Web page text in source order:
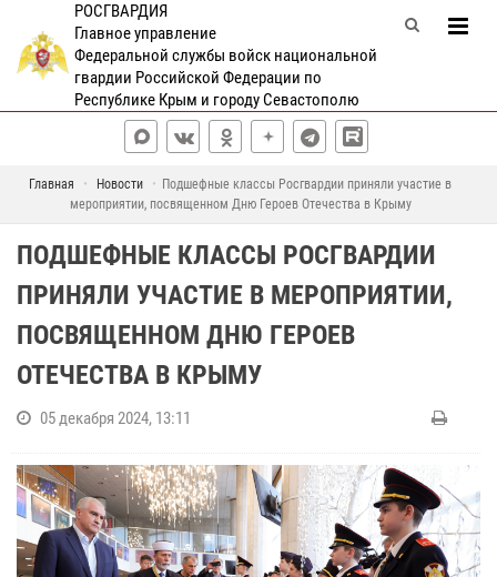
РОСГВАРДИЯ
Главное управление
Федеральной службы войск национальной
гвардии Российской Федерации по
Республике Крым и городу Севастополю
Главная Новости
Подшефные классы Росгвардии приняли участие в
мероприятии, посвященном Дню Героев Отечества в Крыму
ПОДШЕФНЫЕ КЛАССЫ РОСГВАРДИИ
ПРИНЯЛИ УЧАСТИЕ В МЕРОПРИЯТИИ,
ПОСВЯЩЕННОМ ДНЮ ГЕРОЕВ
ОТЕЧЕСТВА В КРЫМУ
05 декабря 2024, 13:11